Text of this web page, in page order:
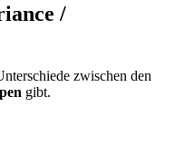
/
zwischen den
gibt.